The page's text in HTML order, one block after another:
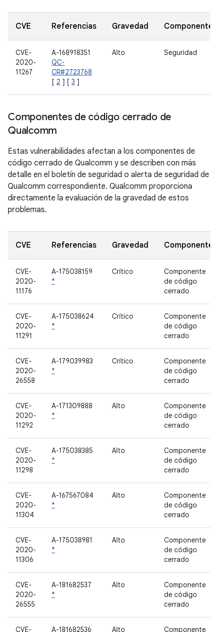
CVE Referencias Gravedad Componente
CVE-
2020-
11267
A-168918351
QC-
CR#2723768
[ 2 ] [ 3 ]
Alto Seguridad
Componentes de código cerrado de
Qualcomm
Estas vulnerabilidades afectan a los componentes de
código cerrado de Qualcomm y se describen con más
detalle en el boletín de seguridad o alerta de seguridad de
Qualcomm correspondiente. Qualcomm proporciona
directamente la evaluación de la gravedad de estos
problemas.
CVE Referencias Gravedad Componente
CVE-
2020-
11176
A-175038159
*
Crítico
Componente
de código
cerrado
CVE-
2020-
11291
A-175038624
*
Crítico
Componente
de código
cerrado
CVE-
2020-
26558
A-179039983
*
Crítico
Componente
de código
cerrado
CVE-
2020-
11292
A-171309888
*
Alto
Componente
de código
cerrado
CVE-
2020-
11298
A-175038385
*
Alto
Componente
de código
cerrado
CVE-
2020-
11304
A-167567084
*
Alto
Componente
de código
cerrado
CVE-
2020-
11306
A-175038981
*
Alto
Componente
de código
cerrado
CVE-
2020-
26555
A-181682537
*
Alto
Componente
de código
cerrado
CVE- A-181682536 Alto Componente